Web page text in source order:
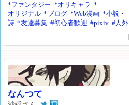
*ファンタジー *オリキャラ *
オリジナル *ブログ *Web漫画 *小説・
詩 *友達募集 #初心者歓迎 #pixiv #人外
なんつて